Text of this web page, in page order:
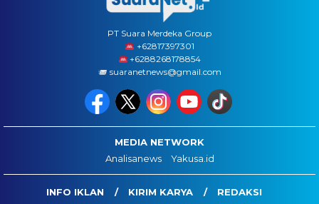
PT Suara Merdeka Group
‪+62817397301
+6288268178854
suaranetnews@gmail.com
MEDIA NETWORK
Analisanews
Yakusa.id
INFO IKLAN KIRIM KARYA REDAKSI